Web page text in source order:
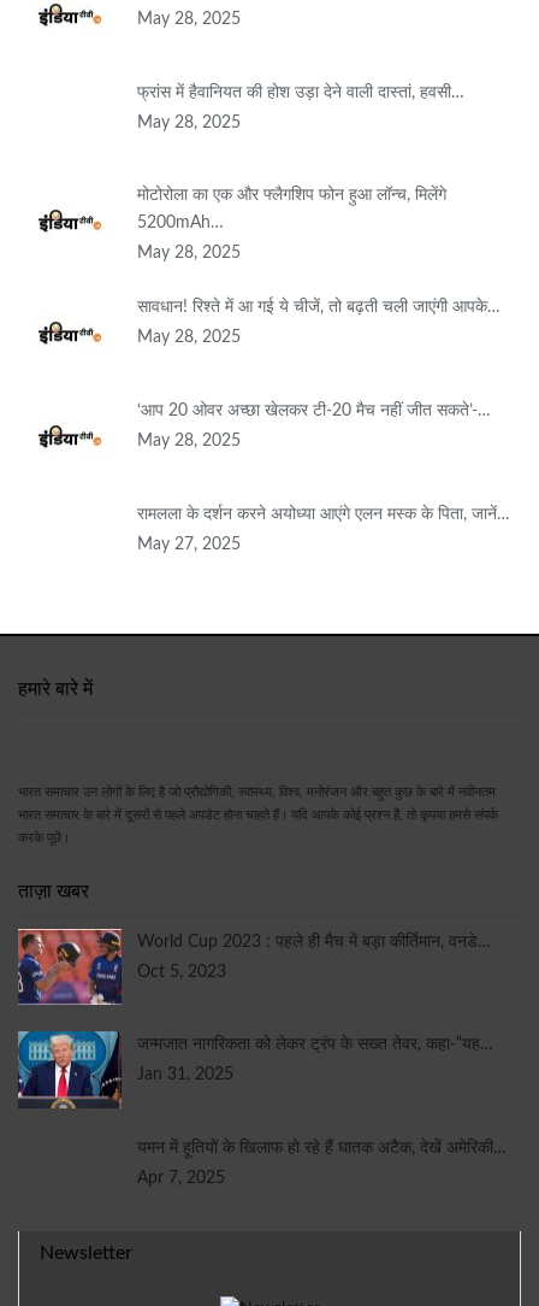
May 28, 2025
फ्रांस में हैवानियत की होश उड़ा देने वाली दास्तां, हवसी…
May 28, 2025
मोटोरोला का एक और फ्लैगशिप फोन हुआ लॉन्च, मिलेंगे
5200mAh…
May 28, 2025
सावधान! रिश्ते में आ गई ये चीजें, तो बढ़ती चली जाएंगी आपके…
May 28, 2025
‘आप 20 ओवर अच्छा खेलकर टी-20 मैच नहीं जीत सकते’-…
May 28, 2025
रामलला के दर्शन करने अयोध्या आएंगे एलन मस्क के पिता, जानें…
May 27, 2025
हमारे बारे में
भारत समाचार उन लोगों के लिए है जो प्रौद्योगिकी, स्वास्थ्य, विश्व, मनोरंजन और बहुत कुछ के बारे में नवीनतम
भारत समाचार के बारे में दूसरों से पहले अपडेट होना चाहते हैं। यदि आपके कोई प्रश्न हैं, तो कृपया हमसे संपर्क
करके पूछें।
ताज़ा खबर
World Cup 2023 : पहले ही मैच में बड़ा कीर्तिमान, वनडे…
Oct 5, 2023
जन्मजात नागरिकता को लेकर ट्रंप के सख्त तेवर, कहा-“यह…
Jan 31, 2025
यमन में हूतियों के खिलाफ हो रहे हैं घातक अटैक, देखें अमेरिकी…
Apr 7, 2025
Newsletter